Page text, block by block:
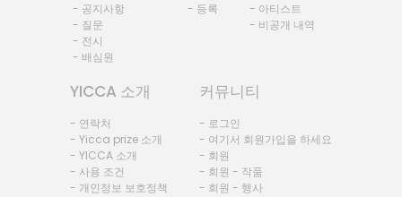
- 공지사항
- 질문
- 전시
- 배심원
- 등록
- 아티스트
- 비공개 내역
YICCA 소개
- 연락처
- Yicca prize 소개
- YICCA 소개
- 사용 조건
- 개인정보 보호정책
커뮤니티
- 로그인
- 여기서 회원가입을 하세요
- 회원
- 회원 - 작품
- 회원 - 행사